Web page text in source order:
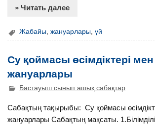
» Читать далее
Жабайы,жануарлары,үй
Су қоймасы өсімдіктері мен
жануарлары
Бастауыш сынып ашық сабақтар
Сабақтың тақырыбы: Су қоймасы
жануарлары Сабақтың мақсаты.